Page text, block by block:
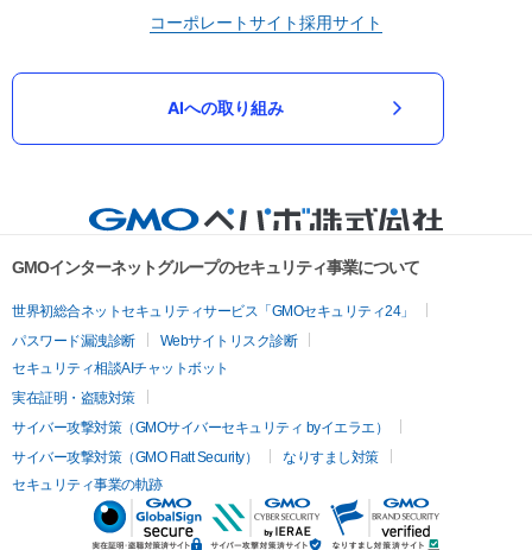
コーポレートサイト採用サイト
AIへの取り組み
GMOインターネットグループのセキュリティ事業について
世界初総合ネットセキュリティサービス「GMOセキュリティ24」
パスワード漏洩診断
Webサイトリスク診断
セキュリティ相談AIチャットボット
実在証明・盗聴対策
サイバー攻撃対策（GMOサイバーセキュリティ byイエラエ）
サイバー攻撃対策（GMO Flatt Security）
なりすまし対策
セキュリティ事業の軌跡